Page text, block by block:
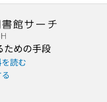
ための手段
読む